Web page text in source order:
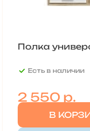
Полка
Есть в наличии
2 550р.
В